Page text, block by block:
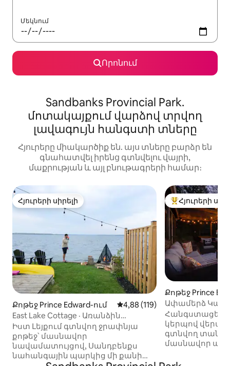
Մեկնում
Որոնում
Sandbanks Provincial Park.
մոտակայքում վարձով տրվող
լավագույն հանգստի տները
Հյուրերը միակարծիք են. այս տները բարձր են
գնահատվել իրենց գտնվելու վայրի,
մաքրության և այլ բնութագրերի համար։
Հյուրերի սիրելի
Հյուրերի սիրելի
Քոթեջ Prince Edward-ում Միջին վարկանիշը՝ 5-ից
4,88 (119)
East Lake Cottage · Առանձին
նավամատույց · Սանդբենքսի
մոտակայքում
Իստ Լեյքում գտնվող ջրափնյա
քոթեջ՝ մասնավոր
նավամատույցով, Սանդբենքս
նահանգային պարկից մի քանի
Հյուրերի
Հյուրերի
Քոթեջ Prince
Ափամերձ Կասա
ՍԱՈՒՆԱՅՈՎ և
Հանգստացեք
կերպով
գտնվող տանը,
մասնավոր
մեջ։ Վայելեք